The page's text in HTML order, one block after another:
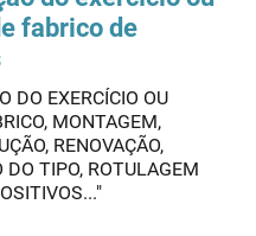
fabrico de
DO EXERCÍCIO OU
MONTAGEM,
RENOVAÇÃO,
DO TIPO, ROTULAGEM